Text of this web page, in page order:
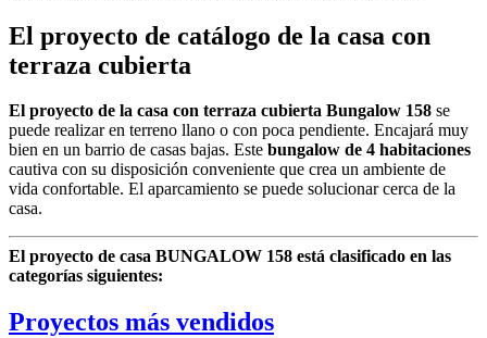
El proyecto de catálogo de la casa con
terraza cubierta
El proyecto de la casa con terraza cubierta Bungalow 158 se
puede realizar en terreno llano o con poca pendiente. Encajará muy
bien en un barrio de casas bajas. Este bungalow de 4 habitaciones
cautiva con su disposición conveniente que crea un ambiente de
vida confortable. El aparcamiento se puede solucionar cerca de la
casa.
El proyecto de casa BUNGALOW 158 está clasificado en las
categorías siguientes:
Proyectos más vendidos